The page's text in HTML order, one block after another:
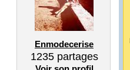
Enmodecerise
1235partages